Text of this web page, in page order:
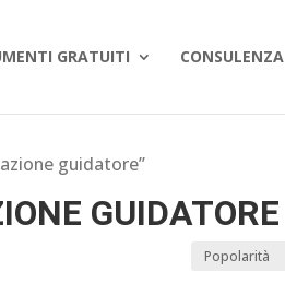
GRATUITI CONSULENZA
guidatore”
GUIDATORE